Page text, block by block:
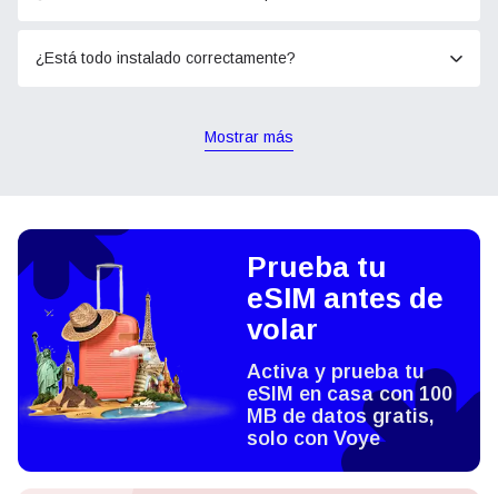
¿Está todo instalado correctamente?
Mostrar más
Prueba tu
eSIM antes de
volar
Activa y prueba tu
eSIM en casa con 100
MB de datos gratis,
solo con Voye